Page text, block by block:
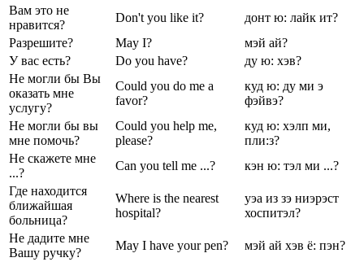
Вам это не
нравится?
Don't you like it?
донт ю: лайк ит?
Разрешите?
May I?
мэй ай?
У вас есть?
Do you have?
ду ю: хэв?
Не могли бы Вы
оказать мне
услугу?
Could you do me a
favor?
куд ю: ду ми э
фэйвэ?
Не могли бы вы
мне помочь?
Could you help me,
please?
куд ю: хэлп ми,
пли:з?
Не скажете мне
...?
Can you tell me ...?
кэн ю: тэл ми ...?
Где находится
ближайшая
больница?
Where is the nearest
hospital?
уэа из зэ ниэрэст
хоспитэл?
Не дадите мне
Вашу ручку?
May I have your pen? мэй ай хэв ё: пэн?